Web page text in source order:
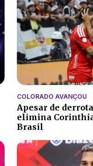
COLORADO AVANÇOU
Apesar de
elimina
Brasil